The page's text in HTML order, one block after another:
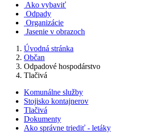
Ako vybaviť
Odpady
Organizácie
Jasenie v obrazoch
Úvodná stránka
Občan
Odpadové hospodárstvo
Tlačivá
Komunálne služby
Stojisko kontajnerov
Tlačivá
Dokumenty
Ako správne triediť - letáky